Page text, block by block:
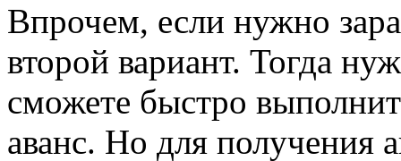
Впрочем, если нужно
второй вариант. Тогда
сможете быстро
аванс. Но для получения